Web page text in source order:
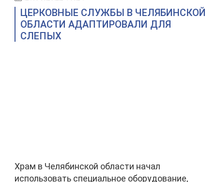
ЦЕРКОВНЫЕ СЛУЖБЫ В ЧЕЛЯБИНСКОЙ
ОБЛАСТИ АДАПТИРОВАЛИ ДЛЯ
СЛЕПЫХ
Храм в Челябинской области начал
использовать специальное оборудование,